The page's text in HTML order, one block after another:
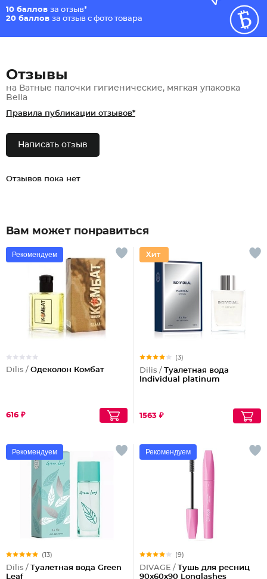
10 баллов за отзыв*
20 баллов за отзыв с фото товара
Отзывы
на Ватные палочки гигиенические, мягкая упаковка
Bella
Правила публикации отзывов*
Написать отзыв
Отзывов пока нет
Вам может понравиться
Рекомендуем
Dilis / Одеколон Комбат
616 ₽
(3)
Dilis / Туалетная вода
Individual platinum
1563 ₽
Рекомендуем
(13)
Dilis / Туалетная вода Green
Leaf
Рекомендуем
(9)
DIVAGE / Тушь для ресниц
90x60x90 Longlashes